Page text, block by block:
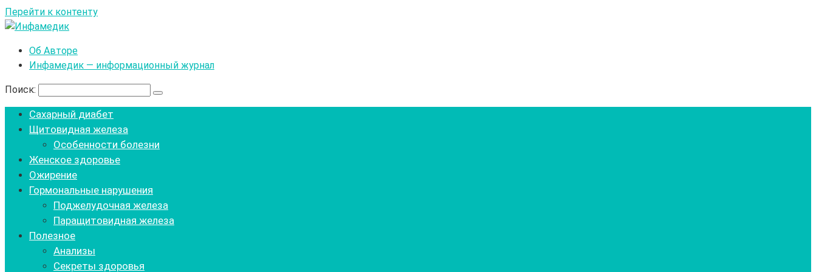
Перейти к контенту
Об Авторе
Инфамедик — информационный журнал
Поиск:
Сахарный диабет
Щитовидная железа
Особенности болезни
Женское здоровье
Ожирение
Гормональные нарушения
Поджелудочная железа
Паращитовидная железа
Полезное
Анализы
Секреты здоровья